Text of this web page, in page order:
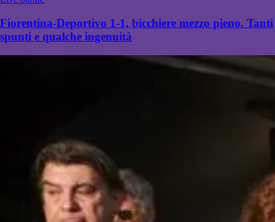
Fiorentina-Deportivo 1-1, bicchiere mezzo pieno. Tanti
spunti e qualche ingenuità